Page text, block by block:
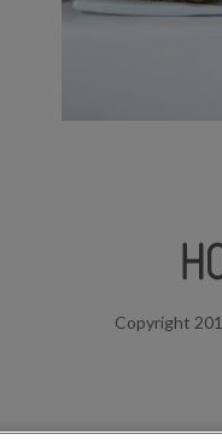
Copyright